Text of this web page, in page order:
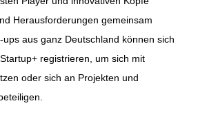
Herausforderungen gemeinsam
aus ganz Deutschland können sich
registrieren, um sich mit
oder sich an Projekten und